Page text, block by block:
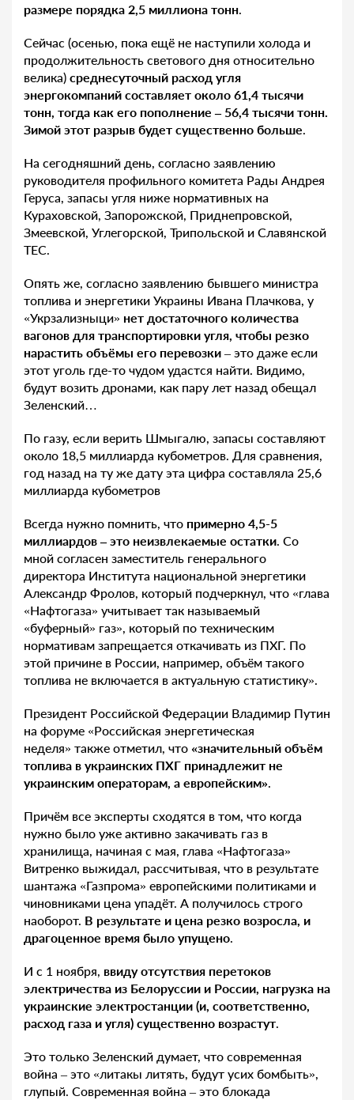
размере порядка 2,5 миллиона тонн.
Сейчас (осенью, пока ещё не наступили холода и
продолжительность светового дня относительно
велика) среднесуточный расход угля
энергокомпаний составляет около 61,4 тысячи
тонн, тогда как его пополнение – 56,4 тысячи тонн.
Зимой этот разрыв будет существенно больше.
На сегодняшний день, согласно заявлению
руководителя профильного комитета Рады Андрея
Геруса, запасы угля ниже нормативных на
Кураховской, Запорожской, Приднепровской,
Змеевской, Углегорской, Трипольской и Славянской
ТЕС.
Опять же, согласно заявлению бывшего министра
топлива и энергетики Украины Ивана Плачкова, у
«Укрзализныци» нет достаточного количества
вагонов для транспортировки угля, чтобы резко
нарастить объёмы его перевозки – это даже если
этот уголь где-то чудом удастся найти. Видимо,
будут возить дронами, как пару лет назад обещал
Зеленский…
По газу, если верить Шмыгалю, запасы составляют
около 18,5 миллиарда кубометров. Для сравнения,
год назад на ту же дату эта цифра составляла 25,6
миллиарда кубометров
Всегда нужно помнить, что примерно 4,5-5
миллиардов – это неизвлекаемые остатки. Со
мной согласен заместитель генерального
директора Института национальной энергетики
Александр Фролов, который подчеркнул, что «глава
«Нафтогаза» учитывает так называемый
«буферный» газ», который по техническим
нормативам запрещается откачивать из ПХГ. По
этой причине в России, например, объём такого
топлива не включается в актуальную статистику».
Президент Российской Федерации Владимир Путин
на форуме «Российская энергетическая
неделя» также отметил, что «значительный объём
топлива в украинских ПХГ принадлежит не
украинским операторам, а европейским».
Причём все эксперты сходятся в том, что когда
нужно было уже активно закачивать газ в
хранилища, начиная с мая, глава «Нафтогаза»
Витренко выжидал, рассчитывая, что в результате
шантажа «Газпрома» европейскими политиками и
чиновниками цена упадёт. А получилось строго
наоборот. В результате и цена резко возросла, и
драгоценное время было упущено.
И с 1 ноября, ввиду отсутствия перетоков
электричества из Белоруссии и России, нагрузка на
украинские электростанции (и, соответственно,
расход газа и угля) существенно возрастут.
Это только Зеленский думает, что современная
война – это «литакы литять, будут усих бомбыть»,
глупый. Современная война – это блокада